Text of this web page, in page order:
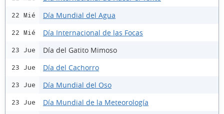
22 Mié Día Mundial del Agua
22 Mié Día Internacional de las Focas
23 Jue Día del Gatito Mimoso
23 Jue Día del Cachorro
23 Jue Día Mundial del Oso
23 Jue Día Mundial de la Meteorología